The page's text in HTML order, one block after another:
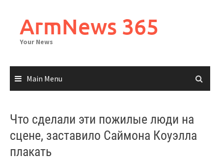
contentArmNews 365
Your News
Main Menu
Что сделали эти пожилые люди на
сцене, заставило Саймона Коуэлла
плакать